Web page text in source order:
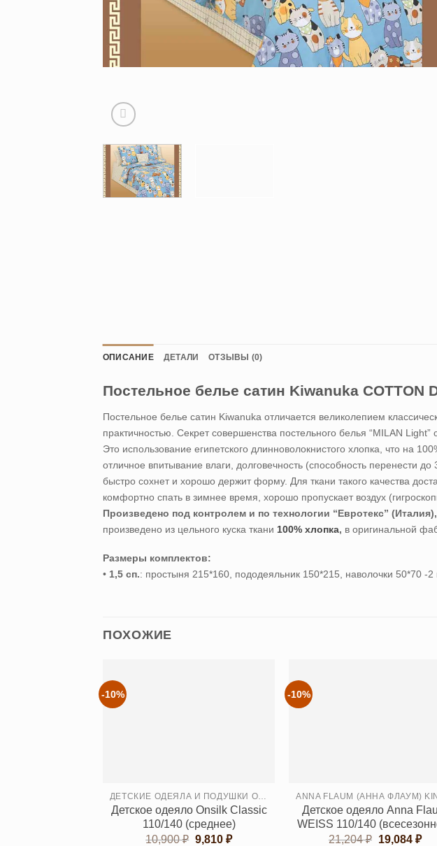
ОПИСАНИЕ ДЕТАЛИ ОТЗЫВЫ (0)
Постельное белье сатин Kiwanuka COTTON
Постельное белье сатин Kiwanuka отличается великолепием
практичностью. Секрет совершенства постельного белья “MILAN
Это использование египетского длинноволокнистого хлопка, что на
отличное впитывание влаги, долговечность (способность перенести
быстро сохнет и хорошо держит форму. Для ткани такого качества
комфортно спать в зимнее время, хорошо пропускает воздух
Произведено под контролем и по технологии “Евротекс”
произведено из цельного куска ткани 100% хлопка, в оригинальной
Размеры комплектов:
• 1,5 сп.: простыня 215*160, пододеяльник 150*215, наволочки 50*70 -
ПОХОЖИЕ
-10%
ДЕТСКИЕ ОДЕЯЛА И ПОДУШКИ ONSILK (ОНСИЛК)
Детское одеяло Onsilk Classic
110/140 (среднее)
10,900₽ Первоначальная
9,810 ₽Текущая
-10%
Детское одеяло Anna
WEISS 110/140
21,204₽ 19,084 ₽